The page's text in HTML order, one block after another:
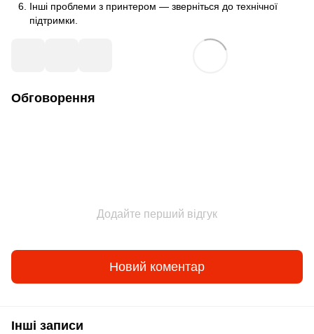
Інші проблеми з принтером — зверніться до технічної
підтримки.
Обговорення
Додайте перший відгук
Новий коментар
Інші записи